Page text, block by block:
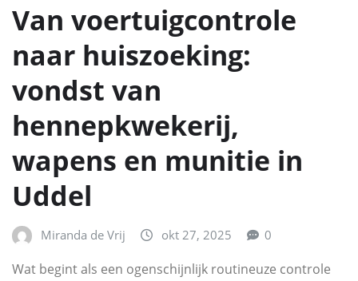
Van voertuigcontrole
naar huiszoeking:
vondst van
hennepkwekerij,
wapens en munitie in
Uddel
Miranda de Vrij okt 27, 2025 0
Wat begint als een ogenschijnlijk routineuze controle